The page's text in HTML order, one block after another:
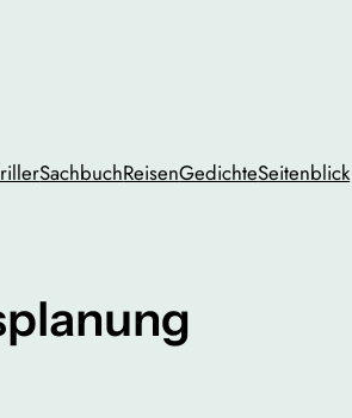
SachbuchReisenGedichteSeitenblick